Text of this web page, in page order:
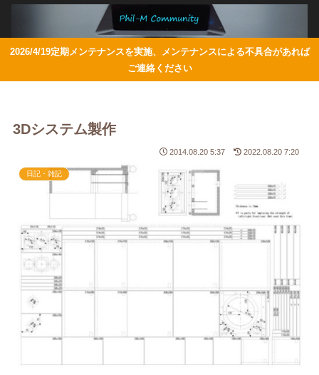
2026/4/19定期メンテナンスを実施、メンテナンスによる不具合があれば
ご連絡ください
3Dシステム製作
2014.08.20 5:37 2022.08.20 7:20
日記・雑記